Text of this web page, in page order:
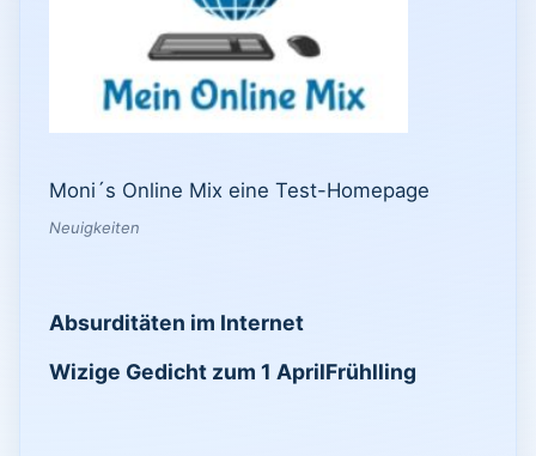
Moni´s Online Mix eine Test-Homepage
Neuigkeiten
Absurditäten im Internet
Wizige Gedicht zum 1 AprilFrühlling